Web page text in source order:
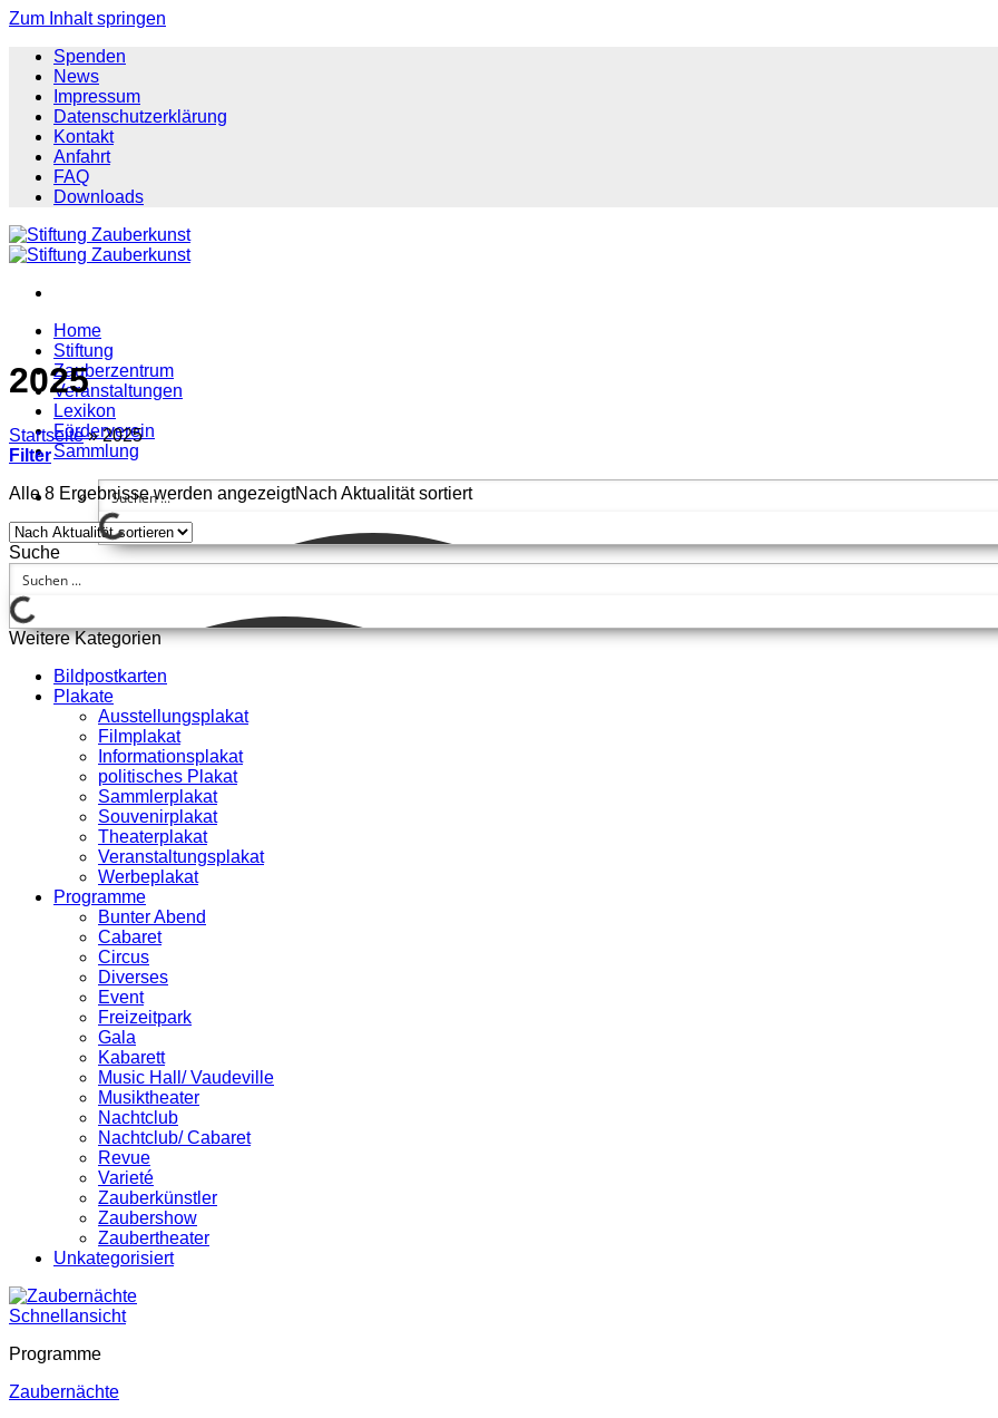
Zum Inhalt springen
Spenden
News
Impressum
Datenschutzerklärung
Kontakt
Anfahrt
FAQ
Downloads
Home
Stiftung
Zauberzentrum
Veranstaltungen
Lexikon
Förderverein
Sammlung
2025
Startseite » 2025
Filter
Alle 8 Ergebnisse werden angezeigtNach Aktualität sortiert
Suche
Weitere Kategorien
Bildpostkarten
Plakate
Ausstellungsplakat
Filmplakat
Informationsplakat
politisches Plakat
Sammlerplakat
Souvenirplakat
Theaterplakat
Veranstaltungsplakat
Werbeplakat
Programme
Bunter Abend
Cabaret
Circus
Diverses
Event
Freizeitpark
Gala
Kabarett
Music Hall/ Vaudeville
Musiktheater
Nachtclub
Nachtclub/ Cabaret
Revue
Varieté
Zauberkünstler
Zaubershow
Zaubertheater
Unkategorisiert
Schnellansicht
Programme
Zaubernächte